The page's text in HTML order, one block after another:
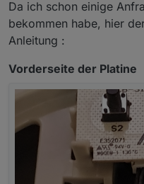
Da ich schon einige
bekommen habe, hier
Anleitung :
Vorderseite der Platine